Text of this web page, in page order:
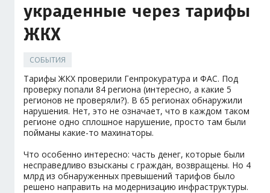
украденные через тарифы
ЖКХ
СОБЫТИЯ
Тарифы ЖКХ проверили Генпрокуратура и ФАС. Под
проверку попали 84 региона (интересно, а какие 5
регионов не проверяли?). В 65 регионах обнаружили
нарушения. Нет, это не означает, что в каждом таком
регионе одно сплошное нарушение, просто там были
пойманы какие-то махинаторы.
Что особенно интересно: часть денег, которые были
несправедливо взысканы с граждан, возвращены. Но 4
млрд из обнаруженных превышений тарифов было
решено направить на модернизацию инфраструктуры.